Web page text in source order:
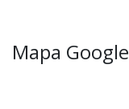
Mapa Google